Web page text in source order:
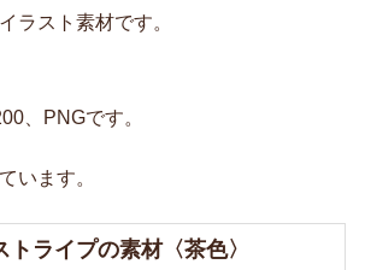
ラスト素材です。
、PNGです。
います。
ライプの素材〈茶色〉